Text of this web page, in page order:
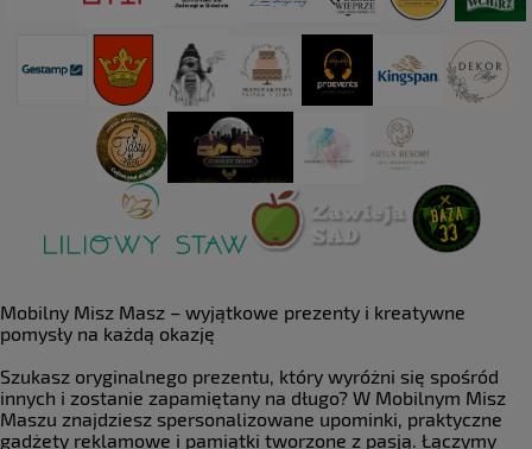
Mobilny Misz Masz – wyjątkowe prezenty i kreatywne
pomysły na każdą okazję
Szukasz oryginalnego prezentu, który wyróżni się spośród
innych i zostanie zapamiętany na długo? W Mobilnym Misz
Maszu znajdziesz spersonalizowane upominki, praktyczne
gadżety reklamowe i pamiątki tworzone z pasją. Łączymy